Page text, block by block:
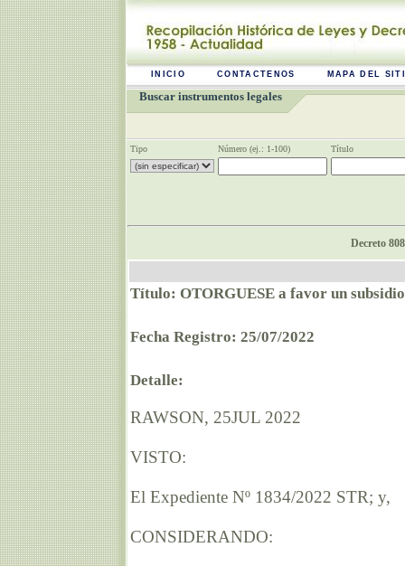
INICIO CONTACTENOS MAPA DEL
Buscar instrumentos legales
Tipo Número (ej.: 1-100) Título
Decreto
Título: OTORGUESE a favor un
Fecha Registro: 25/07/2022
Detalle:
RAWSON, 25JUL 2022
VISTO:
El Expediente Nº 1834/2022 STR; y,
CONSIDERANDO: